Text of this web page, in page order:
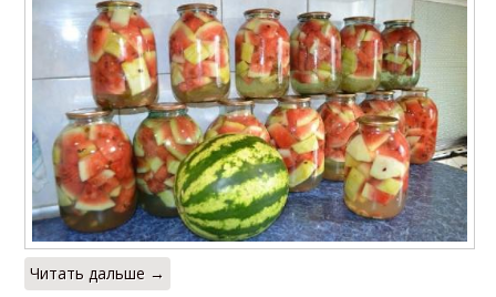
Читать дальше →